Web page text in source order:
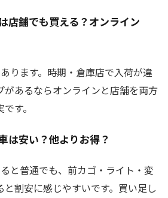
店舗でも買える？オンライン
ります。時期・倉庫店で入荷が違
があるならオンラインと店舗を両方
す。
は安い？他よりお得？
と普通でも、前カゴ・ライト・変
と割安に感じやすいです。買い足し